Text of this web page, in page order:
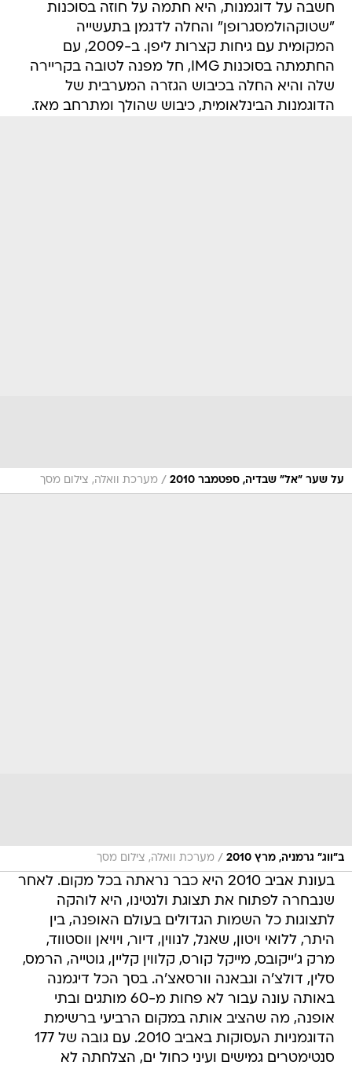
חשבה על דוגמנות, היא חתמה על חוזה בסוכנות
"שטוקהולמסגרופן" והחלה לדגמן בתעשייה
המקומית עם גיחות קצרות ליפן. ב-2009, עם
החתמתה בסוכנות IMG, חל מפנה לטובה בקריירה
שלה והיא החלה בכיבוש הגזרה המערבית של
הדוגמנות הבינלאומית, כיבוש שהולך ומתרחב מאז.
על שער "אל" שבדיה, ספטמבר 2010 / מערכת וואלה, צילום מסך
ב"ווג" גרמניה, מרץ 2010 / מערכת וואלה, צילום מסך
בעונת אביב 2010 היא כבר נראתה בכל מקום. לאחר
שנבחרה לפתוח את תצוגת ולנטינו, היא לוהקה
לתצוגות כל השמות הגדולים בעולם האופנה, בין
היתר, ללואי ויטון, שאנל, לנווין, דיור, ויויאן ווסטווד,
מרק ג'ייקובס, מייקל קורס, קלווין קליין, גוטייה, הרמס,
סלין, דולצ'ה וגבאנה וורסאצ'ה. בסך הכל דיגמנה
באותה עונה עבור לא פחות מ-60 מותגים ובתי
אופנה, מה שהציב אותה במקום הרביעי ברשימת
הדוגמניות העסוקות באביב 2010. עם גובה של 177
סנטימטרים גמישים ועיני כחול ים, הצלחתה לא